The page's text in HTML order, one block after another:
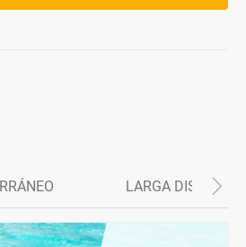
LARGA DISTANCIA